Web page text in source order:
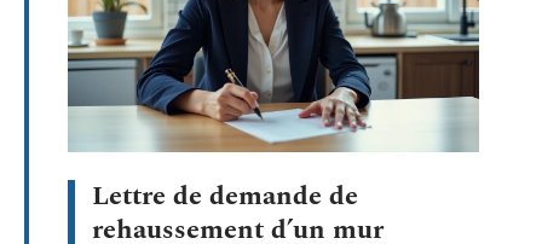
Lettre de demande de
rehaussement d’un mur